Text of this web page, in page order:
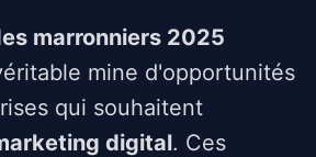
marronniers 2025
mine d'opportunités
qui souhaitent
digital. Ces